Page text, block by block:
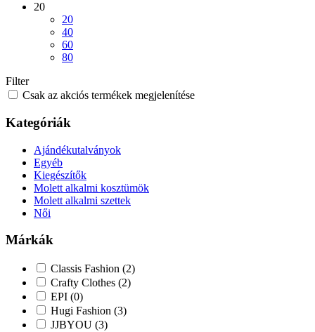
20
20
40
60
80
Filter
Csak az akciós termékek megjelenítése
Kategóriák
Ajándékutalványok
Egyéb
Kiegészítők
Molett alkalmi kosztümök
Molett alkalmi szettek
Női
Márkák
Classis Fashion (2)
Crafty Clothes (2)
EPI (0)
Hugi Fashion (3)
JJBYOU (3)